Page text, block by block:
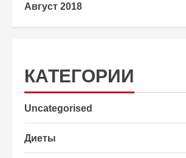
Август 2018
КАТЕГОРИИ
Uncategorised
Диеты